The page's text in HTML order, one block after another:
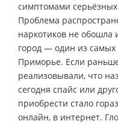
симптомами
Проблема
наркотиков не
город — один из
Приморье. Если
реализовывали, что
сегодня спайс или
приобрести стало
онлайн, в интернет.